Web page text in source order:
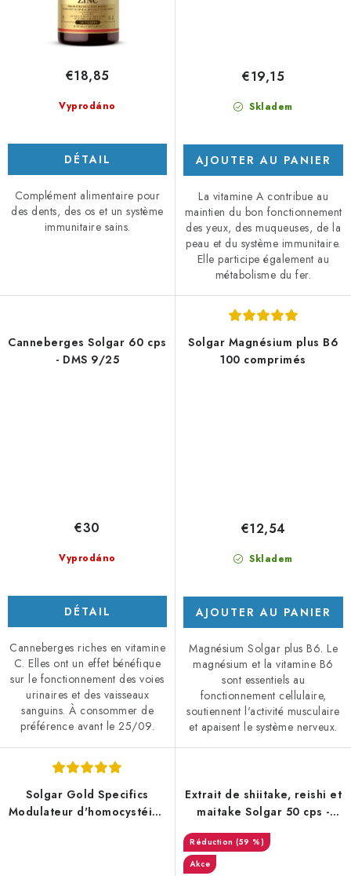
Vyprodáno
€18,85
DÉTAIL
Complément alimentaire pour
des dents, des os et un système
immunitaire sains.
Skladem
€19,15
AJOUTER AU PANIER
La vitamine A contribue au
maintien du bon fonctionnement
des yeux, des muqueuses, de la
peau et du système immunitaire.
Elle participe également au
métabolisme du fer.
Canneberges Solgar 60 cps
- DMS 9/25
Vyprodáno
€30
DÉTAIL
Canneberges riches en vitamine
C. Elles ont un effet bénéfique
sur le fonctionnement des voies
urinaires et des vaisseaux
sanguins. À consommer de
préférence avant le 25/09.
Solgar Magnésium plus B6
100 comprimés
Skladem
€12,54
AJOUTER AU PANIER
Magnésium Solgar plus B6. Le
magnésium et la vitamine B6
sont essentiels au
fonctionnement cellulaire,
soutiennent l'activité musculaire
et apaisent le système nerveux.
Solgar Gold Specifics
Modulateur d'homocystéine
Extrait de shiitake, reishi et
maitake Solgar 50 cps -
DMS 11/25
(59 %)
Akce